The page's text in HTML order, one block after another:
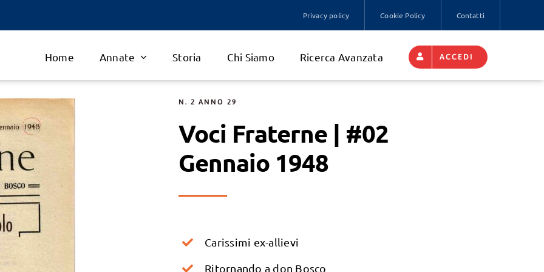
Privacy policy Cookie Policy Contatti
Home Annate Storia Chi Siamo Ricerca Avanzata ACCEDI
N. 2 ANNO 29
Voci Fraterne | #02
Gennaio 1948
Carissimi ex-allievi
Ritornando a don Bosco